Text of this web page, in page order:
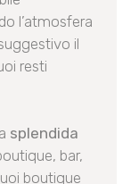
l’atmosfera
il
resti
splendida
bar,
boutique